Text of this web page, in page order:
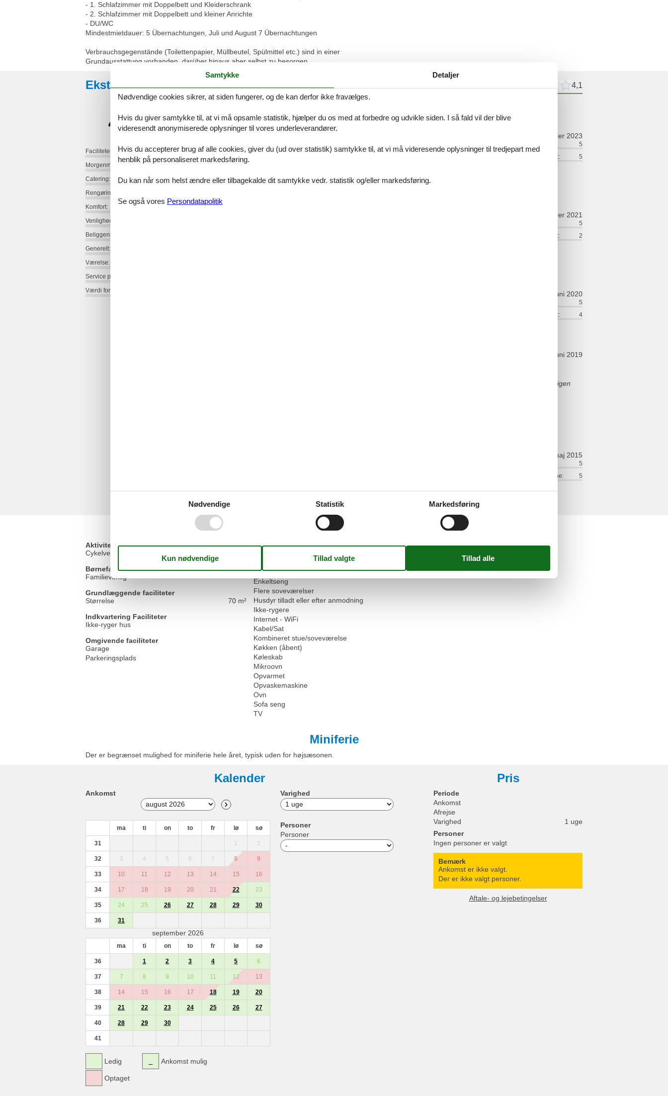
- 1. Schlafzimmer mit Doppelbett und Kleiderschrank
- 2. Schlafzimmer mit Doppelbett und kleiner Anrichte
- DU/WC
Mindestmietdauer: 5 Übernachtungen, Juli und August 7 Übernachtungen
Verbrauchsgegenstände (Toilettenpapier, Müllbeutel, Spülmittel etc.) sind in einer
Grundausstattung vorhanden, darüber hinaus aber selbst zu besorgen
Eksterne anmeldelser 4,1
4,1
Faciliteter:
4,2
Morgenmad:
Catering:
5,0
Rengøring:
Komfort:
Venlighed:
Beliggenhed:
Generelt:
Værelse:
Service på stedet:
Værdi for pengene:
oktober 2023
5
Service på stedet:
5
Forbedringer:
september 2021
5
Service på stedet:
2
juni 2020
5
Service på stedet:
4
juni 2019
Sehr saubere und moderne Ferienwohnung. Allerdings kein Wlan vorhanden. In der heutigen
maj 2015
5
Værdi for pengene: 5
Faciliteter
Aktivitetsfaciliteter
Cykelvenlig
Børnefaciliteter
Familievenlig
Grundlæggende faciliteter
Størrelse
70 m²
Indkvartering Faciliteter
Ikke-ryger hus
Omgivende faciliteter
Garage
Parkeringsplads
Servicefaciliteter
Dyr på forespørgsel
Enkeltseng
Flere soveværelser
Husdyr tilladt eller efter anmodning
Ikke-rygere
Internet - WiFi
Kabel/Sat
Kombineret stue/soveværelse
Køkken (åbent)
Køleskab
Mikroovn
Opvarmet
Opvaskemaskine
Ovn
Sofa seng
TV
Miniferie
Der er begrænset mulighed for miniferie hele året, typisk uden for højsæsonen.
Kalender
Ankomst
ma ti on to fr lø sø
31 1 2
32 3 4 5 6 7 8 9
33 10 11 12 13 14 15 16
34 17 18 19 20 21 22 23
35 24 25 26 27 28 29 30
36 31
september 2026
ma ti on to fr lø sø
36 1 2 3 4 5 6
37 7 8 9 10 11 12 13
38 14 15 16 17 18 19 20
39 21 22 23 24 25 26 27
40 28 29 30
41
Ledig
Optaget
Ankomst mulig
Varighed
Personer
Personer
Pris
Periode
Ankomst
Afrejse
Varighed
1 uge
Personer
Ingen personer er valgt
Bemærk
Ankomst er ikke valgt.
Der er ikke valgt personer.
Aftale- og lejebetingelser
Samtykke Detaljer
Nødvendige cookies sikrer, at siden fungerer, og de kan derfor ikke fravælges.
Hvis du giver samtykke til, at vi må opsamle statistik, hjælper du os med at forbedre og udvikle siden. I så fald vil der blive
videresendt anonymiserede oplysninger til vores underleverandører.
Hvis du accepterer brug af alle cookies, giver du (ud over statistik) samtykke til, at vi må videresende oplysninger til tredjepart med
henblik på personaliseret markedsføring.
Du kan når som helst ændre eller tilbagekalde dit samtykke vedr. statistik og/eller markedsføring.
Se også vores Persondatapolitik
Nødvendige Statistik Markedsføring